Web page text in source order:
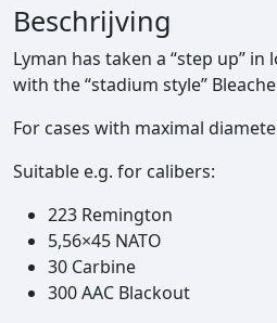
r
L
o
d
n
Beschrijving
Lyman has taken a “step up”
with the “stadium style”
For cases with maximal
Suitable e.g. for calibers:
223 Remington
5,56×45 NATO
30 Carbine
300 AAC Blackout